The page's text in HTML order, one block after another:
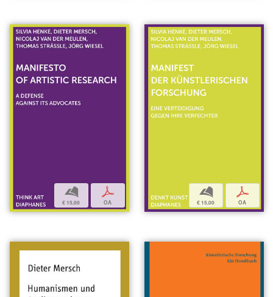
b
€ 15,00
p
OA
b
€ 15,00
p
OA